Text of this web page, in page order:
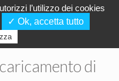
di
l’utilizzo dei cookies
✓ Ok, accetta tutto